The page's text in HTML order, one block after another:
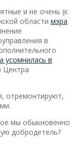
и не очень (к
области мэра
в
усомнилась в
Центра
отремонтируют,
мы обыкновенно
добродетель?